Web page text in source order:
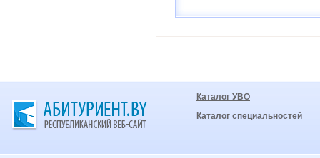
Каталог УВО
Каталог специальностей